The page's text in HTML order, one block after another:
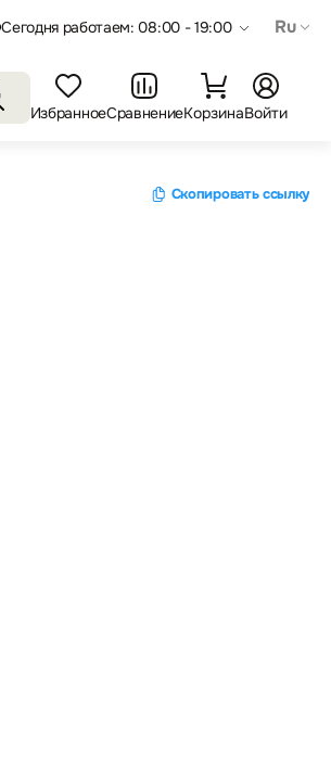
Сегодня работаем: 08:00 - 19:00 Ru
ИзбранноеСравнениеКорзинаВойти
Скопировать ссылку